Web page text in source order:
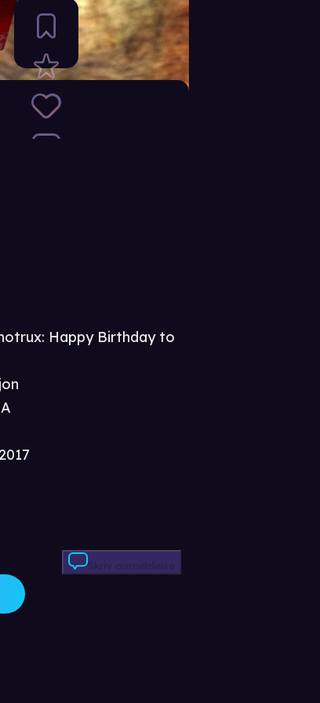
Skriv anmeldelse
Happy Birthday to
2017